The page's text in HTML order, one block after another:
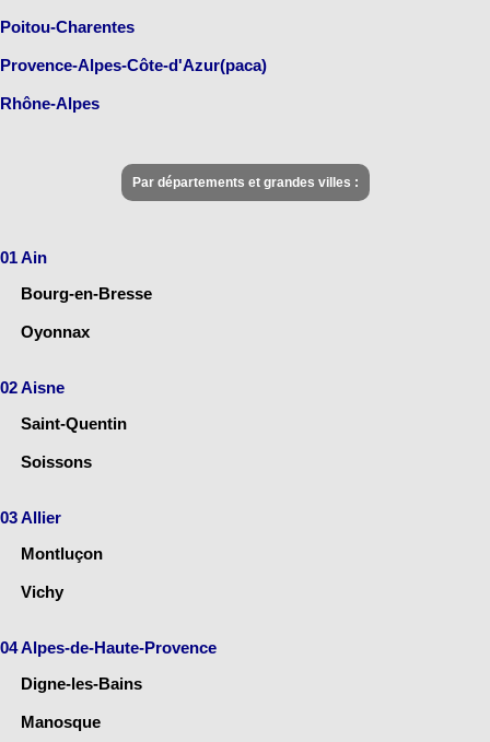
Poitou-Charentes
Provence-Alpes-Côte-d'Azur(paca)
Rhône-Alpes
Par départements et grandes villes :
01 Ain
Bourg-en-Bresse
Oyonnax
02 Aisne
Saint-Quentin
Soissons
03 Allier
Montluçon
Vichy
04 Alpes-de-Haute-Provence
Digne-les-Bains
Manosque